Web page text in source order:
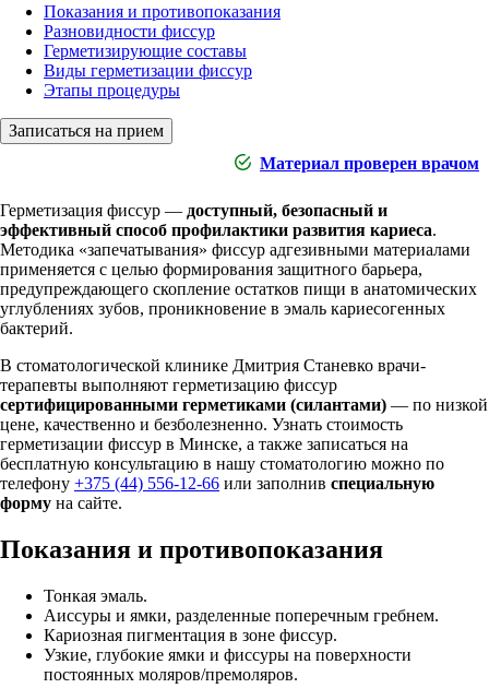
Показания и противопоказания
Разновидности фиссур
Герметизирующие составы
Виды герметизации фиссур
Этапы процедуры
Записаться на прием
Материал проверен врачом
Герметизация фиссур — доступный, безопасный и
эффективный способ профилактики развития кариеса.
Методика «запечатывания» фиссур адгезивными материалами
применяется с целью формирования защитного барьера,
предупреждающего скопление остатков пищи в анатомических
углублениях зубов, проникновение в эмаль кариесогенных
бактерий.
В стоматологической клинике Дмитрия Станевко врачи-
терапевты выполняют герметизацию фиссур
сертифицированными герметиками (силантами) — по низкой
цене, качественно и безболезненно. Узнать стоимость
герметизации фиссур в Минске, а также записаться на
бесплатную консультацию в нашу стоматологию можно по
телефону +375 (44) 556-12-66 или заполнив специальную
форму на сайте.
Показания и противопоказания
Тонкая эмаль.
Aиссуры и ямки, разделенные поперечным гребнем.
Кариозная пигментация в зоне фиссур.
Узкие, глубокие ямки и фиссуры на поверхности
постоянных моляров/премоляров.